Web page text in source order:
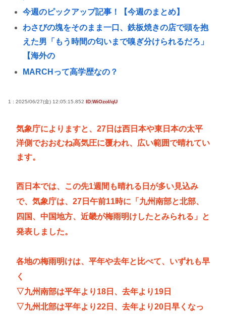
今週のピックアップ記事！【今週のまとめ】
わさびの塊をそのまま一口、鉄板焼きの店で頭を抱
えた男「もう時間の匂いまで嗅ぎ分けられるだろ」
【海外の
MARCHって高学歴なの？
う事実
日本の制止も聞かず日本の領土で軍事訓練を強行
【画像】イケおじ(56)、中学生にナイフ突きつけて脅
してレ●プwww
Manじゃない」で男系天皇を熱弁www
日本人の9割は高市早苗の顔や変な喋りを見ても平気
だから支持率9割。学校の美術科と音楽科はしっかり
して！
サイン入りドラム・スティックをプレゼントw
かされる「女神の加護を受けしママのサーガ」3巻 今
ガチで “ママ” ブーム来てるよな
1 : 2025/06/27(金) 12:05:15.852 ID:WiOzoI/qU
気象庁によりますと、27日は西日本や東日本の太平
洋側でおおむね高気圧に覆われ、広い範囲で晴れてい
ます。
西日本では、この先1週間も晴れる日が多い見込み
で、気象庁は、27日午前11時に「九州南部と北部、
四国、中国地方、近畿が梅雨明けしたとみられる」と
発表しました。
各地の梅雨明けは、平年や去年と比べて、いずれも早
く
▽九州南部は平年より18日、去年より19日
▽九州北部は平年より22日、去年より20日早くなっ